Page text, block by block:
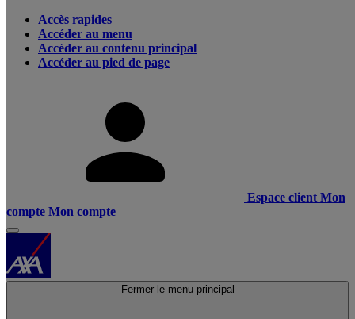
Accès rapides
Accéder au menu
Accéder au contenu principal
Accéder au pied de page
Espace client Mon
compte Mon compte
Fermer le menu principal